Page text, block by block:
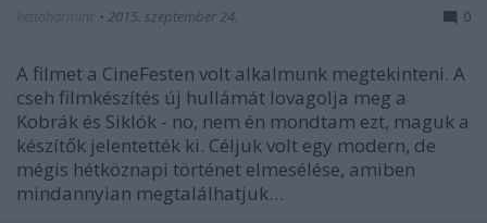
• 2015. szeptember 24. 0
A filmet a CineFesten volt alkalmunk megtekinteni. A
cseh filmkészítés új hullámát lovagolja meg a
Kobrák és Siklók - no, nem én mondtam ezt, maguk a
készítők jelentették ki. Céljuk volt egy modern, de
mégis hétköznapi történet elmesélése, amiben
mindannyian megtalálhatjuk…